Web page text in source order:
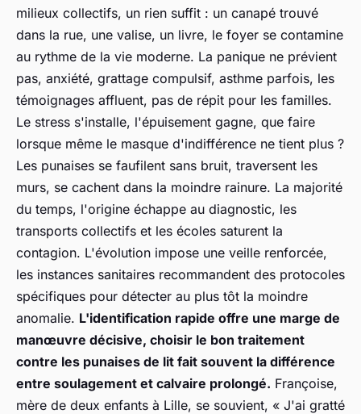
milieux collectifs, un rien suffit : un canapé trouvé
dans la rue, une valise, un livre, le foyer se contamine
au rythme de la vie moderne. La panique ne prévient
pas, anxiété, grattage compulsif, asthme parfois, les
témoignages affluent, pas de répit pour les familles.
Le stress s'installe, l'épuisement gagne, que faire
lorsque même le masque d'indifférence ne tient plus ?
Les punaises se faufilent sans bruit, traversent les
murs, se cachent dans la moindre rainure. La majorité
du temps, l'origine échappe au diagnostic, les
transports collectifs et les écoles saturent la
contagion. L'évolution impose une veille renforcée,
les instances sanitaires recommandent des protocoles
spécifiques pour détecter au plus tôt la moindre
anomalie. L'identification rapide offre une marge de
manœuvre décisive, choisir le bon traitement
contre les punaises de lit fait souvent la différence
entre soulagement et calvaire prolongé. Françoise,
mère de deux enfants à Lille, se souvient, « J'ai gratté